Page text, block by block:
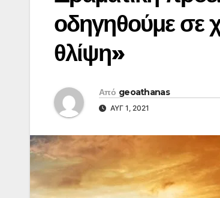
οδηγηθούμε σε
θλίψη»
Από geoathanas
ΑΥΓ 1, 2021